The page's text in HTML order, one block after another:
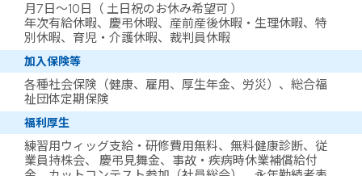
月7日～10日（ 土日祝のお休み希望可 ）
年次有給休暇、慶弔休暇、産前産後休暇・生理休暇、特
別休暇、育児・介護休暇、裁判員休暇
加入保険等
各種社会保険（健康、雇用、厚生年金、労災）、総合福
祉団体定期保険
福利厚生
練習用ウィッグ支給・研修費用無料、無料健康診断、従
業員持株会、 慶弔見舞金、事故・疾病時休業補償給付